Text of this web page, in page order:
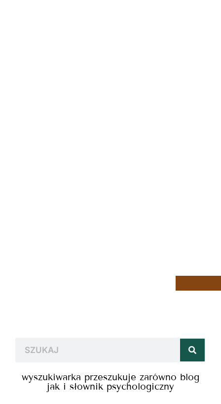
wyszukiwarka przeszukuje zarówno blog
jak i słownik psychologiczny